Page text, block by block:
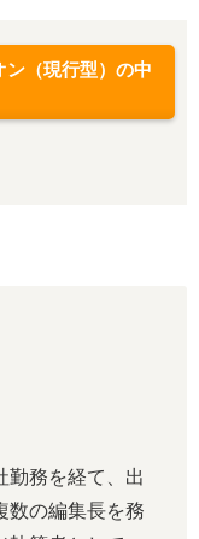
（現行型）の中
勤務を経て、出
数の編集長を務